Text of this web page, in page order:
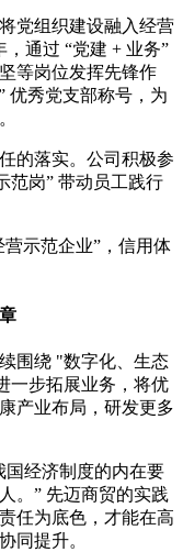
党组织建设融入经营
通过 “党建 + 业务”
等岗位发挥先锋作
优秀党支部称号，为
的落实。公司积极参
范岗” 带动员工践行
示范企业”，信用体
围绕 "数字化、生态
一步拓展业务，将优
产业布局，研发更多
国经济制度的内在要
。” 先迈商贸的实践
任为底色，才能在高
同提升。